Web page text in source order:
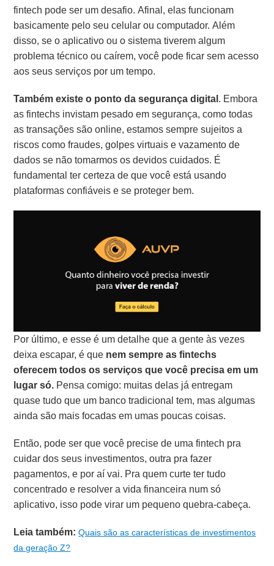
fintech pode ser um desafio. Afinal, elas funcionam
basicamente pelo seu celular ou computador. Além
disso, se o aplicativo ou o sistema tiverem algum
problema técnico ou caírem, você pode ficar sem acesso
aos seus serviços por um tempo.
Também existe o ponto da segurança digital. Embora
as fintechs invistam pesado em segurança, como todas
as transações são online, estamos sempre sujeitos a
riscos como fraudes, golpes virtuais e vazamento de
dados se não tomarmos os devidos cuidados. É
fundamental ter certeza de que você está usando
plataformas confiáveis e se proteger bem.
Por último, e esse é um detalhe que a gente às vezes
deixa escapar, é que nem sempre as fintechs
oferecem todos os serviços que você precisa em um
lugar só. Pensa comigo: muitas delas já entregam
quase tudo que um banco tradicional tem, mas algumas
ainda são mais focadas em umas poucas coisas.
Então, pode ser que você precise de uma fintech pra
cuidar dos seus investimentos, outra pra fazer
pagamentos, e por aí vai. Pra quem curte ter tudo
concentrado e resolver a vida financeira num só
aplicativo, isso pode virar um pequeno quebra-cabeça.
Leia também: Quais são as características de investimentos
da geração Z?